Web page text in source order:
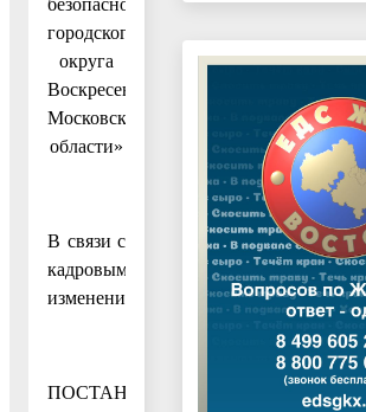
городского
округа
Воскресенск
Московской
области»
В связи с
кадровыми
изменениями,
ПОСТАНОВЛЯЮ: